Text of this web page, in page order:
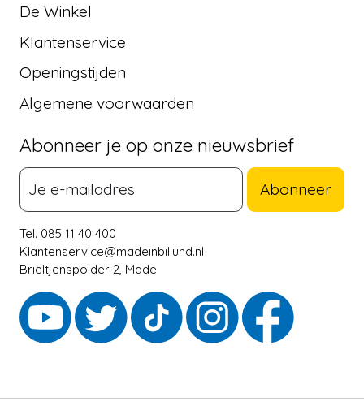
De Winkel
Klantenservice
Openingstijden
Algemene voorwaarden
Abonneer je op onze nieuwsbrief
Abonneer
Tel. 085 11 40 400
Klantenservice@madeinbillund.nl
Brieltjenspolder 2, Made